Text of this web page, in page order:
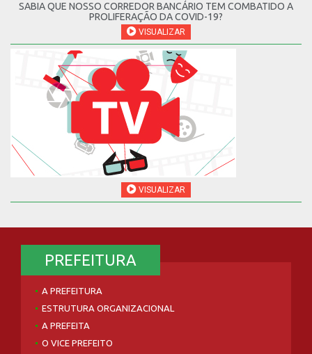
SABIA QUE NOSSO CORREDOR BANCÁRIO TEM COMBATIDO A
PROLIFERAÇÃO DA COVID-19?
VISUALIZAR
VISUALIZAR
PREFEITURA
A PREFEITURA
ESTRUTURA ORGANIZACIONAL
A PREFEITA
O VICE PREFEITO